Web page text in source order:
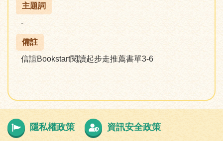
主題詞
-
備註
信誼Bookstart閱讀起步走推薦書單3-6
隱私權政策 資訊安全政策